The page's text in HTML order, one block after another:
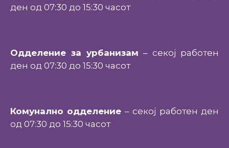
ден од 07:30 до 15:30 часот
Одделение за урбанизам – секој работен
ден од 07:30 до 15:30 часот
Комунално одделение – секој работен ден
од 07:30 до 15:30 часот